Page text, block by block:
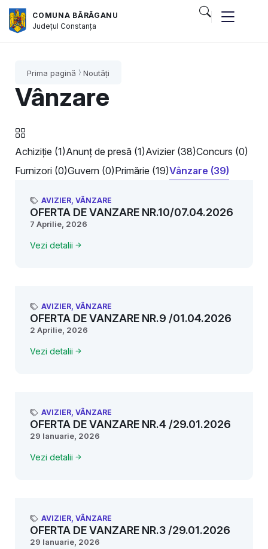
COMUNA BĂRĂGANU
JudețulConstanța
Prima pagină Noutăți
Vânzare
Achiziție (1)Anunț de presă (1)Avizier (38)Concurs (0)
Furnizori (0)Guvern (0)Primărie (19)Vânzare (39)
AVIZIER, VÂNZARE
OFERTA DE VANZARE NR.10/07.04.2026
7 Aprilie, 2026
Vezi detalii
AVIZIER, VÂNZARE
OFERTA DE VANZARE NR.9 /01.04.2026
2 Aprilie, 2026
Vezi detalii
AVIZIER, VÂNZARE
OFERTA DE VANZARE NR.4 /29.01.2026
29 Ianuarie, 2026
Vezi detalii
AVIZIER, VÂNZARE
OFERTA DE VANZARE NR.3 /29.01.2026
29 Ianuarie, 2026